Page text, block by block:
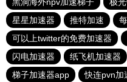
黑洞海外npv加速梯子 极
星星加速器
推特加速
可以上twitter的免费加速器
闪电加速器
纸飞机加速器
梯子加速器app
快连pvn加